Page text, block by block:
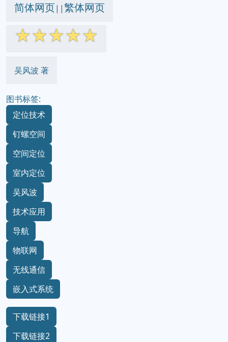
简体网页||繁体网页
☆☆☆☆☆
吴风波 著
图书标签:
定位技术
钉螺空间
空间定位
室内定位
吴风波
技术应用
导航
物联网
无线通信
嵌入式系统
下载链接1
下载链接2